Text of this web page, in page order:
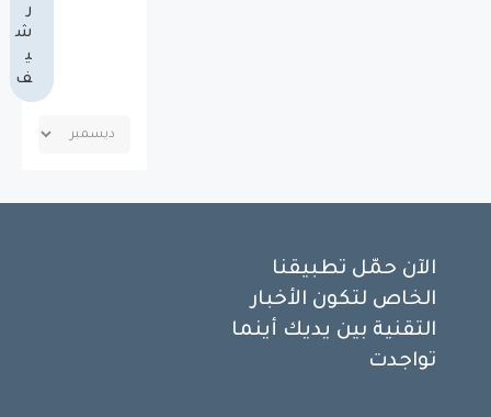
ر
ش
ي
ف
الآن حمّل تطبيقنا
الخاص لتكون الأخبار
التقنية بين يديك أينما
تواجدت